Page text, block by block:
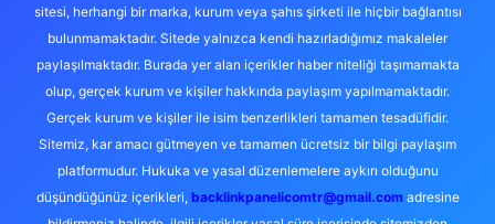
sitesi, herhangi bir marka, kurum veya şahıs şirketi ile hiçbir bağlantısı
bulunmamaktadır. Sitede yalnızca kendi hazırladığımız makaleler
paylaşılmaktadır. Burada yer alan içerikler haber niteliği taşımamakta
olup, gerçek kurum ve kişiler hakkında paylaşım yapılmamaktadır.
Gerçek kurum ve kişiler ile isim benzerlikleri tamamen tesadüfidir.
Sitemiz, kar amacı gütmeyen ve tamamen ücretsiz bir bilgi paylaşım
platformudur. Hukuka ve yasal düzenlemelere aykırı olduğunu
düşündüğünüz içerikleri, backlinkpanelicomtr@gmail.comadresine